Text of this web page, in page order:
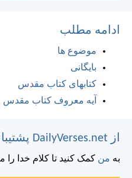
ادامه مطلب
موضوع ها
بایگانی
کتابهای کتاب مقدس
آیه معروف کتاب مقدس
از DailyVerses.net پشتیبانی کنید
به من کمک کنید تا کلام خدا را